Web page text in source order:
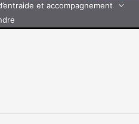
et accompagnement